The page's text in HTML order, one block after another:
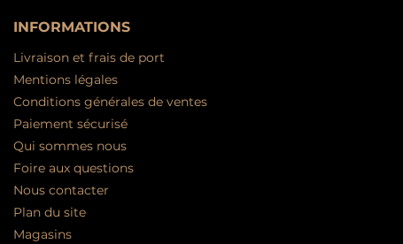
INFORMATIONS
Livraison et frais de port
Mentions légales
Conditions générales de ventes
Paiement sécurisé
Qui sommes nous
Foire aux questions
Nous contacter
Plan du site
Magasins